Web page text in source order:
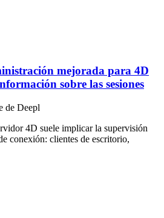
mejorada para 4D
sobre las sesiones
de Deepl
4D suele implicar la supervisión
conexión: clientes de escritorio,